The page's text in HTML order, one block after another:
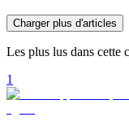
Charger plus d'articles
Les plus lus dans cette
1